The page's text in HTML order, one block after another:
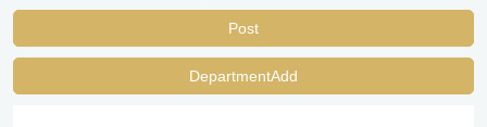
Post
DepartmentAdd